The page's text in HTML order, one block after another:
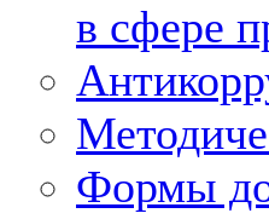
в сфере
Формы